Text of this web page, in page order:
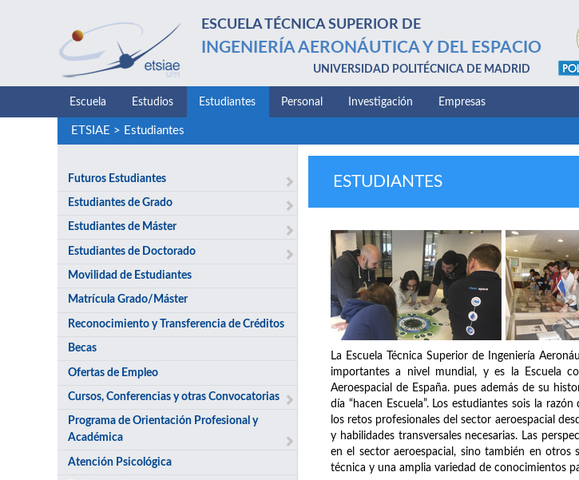
ESCUELA TÉCNICA SUPERIOR DE
INGENIERÍA AERONÁUTICA Y DEL ESPACIO
UNIVERSIDAD POLITÉCNICA DE MADRID
Escuela Estudios Estudiantes Personal Investigación Empresas
ETSIAE > Estudiantes
Futuros Estudiantes
Estudiantes de Grado
Estudiantes de Máster
Estudiantes de Doctorado
Movilidad de Estudiantes
Matrícula Grado/Máster
Reconocimiento y Transferencia de Créditos
Becas
Ofertas de Empleo
Cursos, Conferencias y otras Convocatorias
Programa de Orientación Profesional y
Académica
Atención Psicológica
ESTUDIANTES
La Escuela Técnica Superior de Ingeniería
importantes a nivel mundial, y es la Escuela
Aeroespacial de España. pues además de su
día “hacen Escuela”. Los estudiantes sois la
los retos profesionales del sector aeroespacial
y habilidades transversales necesarias. Las
en el sector aeroespacial, sino también en
técnica y una amplia variedad de conocimientos